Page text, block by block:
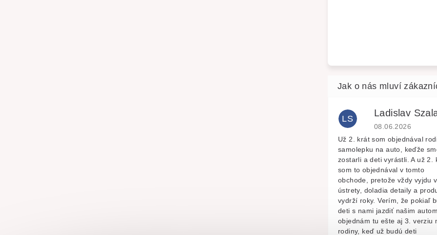
LS
Ladislav
Hodnocení
08.06.2026
Už 2. krát som objednával
samolepku na auto, keďže
zostarli a deti vyrástli. A už 2.
som to objednával v tomto
obchode, pretože vždy vyjdu v
ústrety, doladia detaily a
vydrží roky. Verím, že pokiaľ
deti s nami jazdiť našim autom,
objednám tu ešte aj 3. verziu
rodiny, keď už budú deti